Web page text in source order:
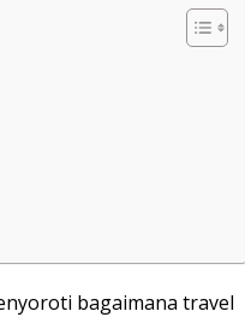
bagaimana travel